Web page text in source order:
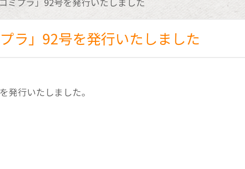
ラ」92号を発行いたしました
発行いたしました。